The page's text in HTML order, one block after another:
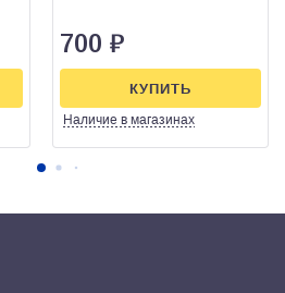
700 ₽
Наличие в магазинах
КУПИТЬ